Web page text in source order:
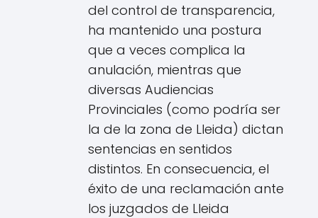
del control de transparencia,
ha mantenido una postura
que a veces complica la
anulación, mientras que
diversas Audiencias
Provinciales (como podría ser
la de la zona de Lleida) dictan
sentencias en sentidos
distintos. En consecuencia, el
éxito de una reclamación ante
los juzgados de Lleida